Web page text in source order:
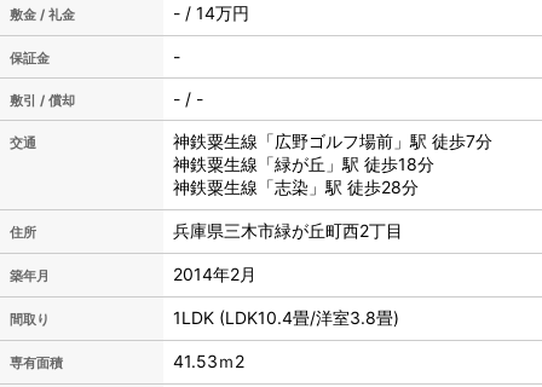
敷金 / 礼金 - / 14万円
保証金 -
敷引 / 償却 - / -
交通
神鉄粟生線「広野ゴルフ場前」駅 徒歩7分
神鉄粟生線「緑が丘」駅 徒歩18分
神鉄粟生線「志染」駅 徒歩28分
住所 兵庫県三木市緑が丘町西2丁目
築年月 2014年2月
間取り 1LDK (LDK10.4畳/洋室3.8畳)
専有面積 41.53ｍ2